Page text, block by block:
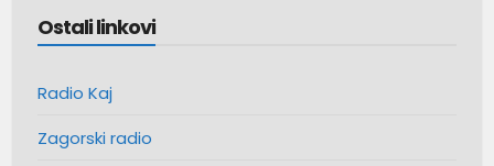
Ostali linkovi
Radio Kaj
Zagorski radio